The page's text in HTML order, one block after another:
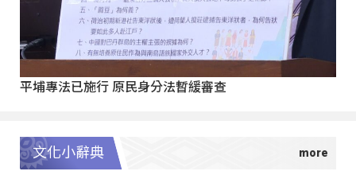
平埔專法已施行 原民身分法暫緩審查
文化小辭典